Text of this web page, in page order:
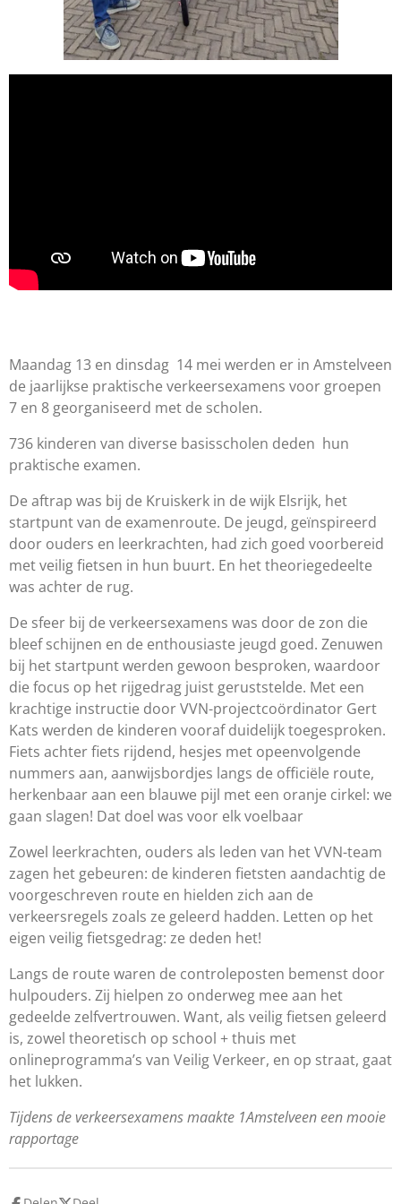
Maandag 13 en dinsdag 14 mei werden er in Amstelveen
de jaarlijkse praktische verkeersexamens voor groepen
7 en 8 georganiseerd met de scholen.
736 kinderen van diverse basisscholen deden hun
praktische examen.
De aftrap was bij de Kruiskerk in de wijk Elsrijk, het
startpunt van de examenroute. De jeugd, geïnspireerd
door ouders en leerkrachten, had zich goed voorbereid
met veilig fietsen in hun buurt. En het theoriegedeelte
was achter de rug.
De sfeer bij de verkeersexamens was door de zon die
bleef schijnen en de enthousiaste jeugd goed. Zenuwen
bij het startpunt werden gewoon besproken, waardoor
die focus op het rijgedrag juist geruststelde. Met een
krachtige instructie door VVN-projectcoördinator Gert
Kats werden de kinderen vooraf duidelijk toegesproken.
Fiets achter fiets rijdend, hesjes met opeenvolgende
nummers aan, aanwijsbordjes langs de officiële route,
herkenbaar aan een blauwe pijl met een oranje cirkel: we
gaan slagen! Dat doel was voor elk voelbaar
Zowel leerkrachten, ouders als leden van het VVN-team
zagen het gebeuren: de kinderen fietsten aandachtig de
voorgeschreven route en hielden zich aan de
verkeersregels zoals ze geleerd hadden. Letten op het
eigen veilig fietsgedrag: ze deden het!
Langs de route waren de controleposten bemenst door
hulpouders. Zij hielpen zo onderweg mee aan het
gedeelde zelfvertrouwen. Want, als veilig fietsen geleerd
is, zowel theoretisch op school + thuis met
onlineprogramma’s van Veilig Verkeer, en op straat, gaat
het lukken.
Tijdens de verkeersexamens maakte 1Amstelveen een mooie
rapportage